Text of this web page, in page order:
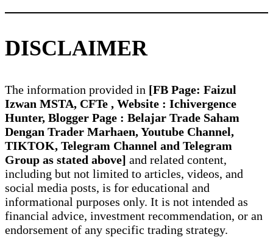
DISCLAIMER
The information provided in [FB Page: Faizul
Izwan MSTA, CFTe , Website : Ichivergence
Hunter, Blogger Page : Belajar Trade Saham
Dengan Trader Marhaen, Youtube Channel,
TIKTOK, Telegram Channel and Telegram
Group as stated above] and related content,
including but not limited to articles, videos, and
social media posts, is for educational and
informational purposes only. It is not intended as
financial advice, investment recommendation, or an
endorsement of any specific trading strategy.